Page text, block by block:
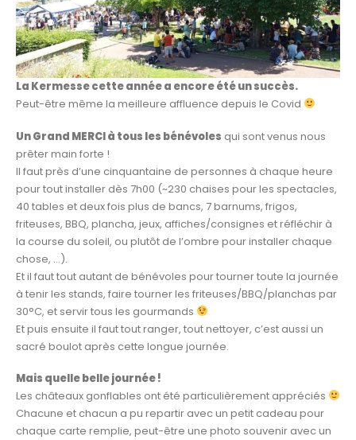
La Kermesse cette année a encore été un succès.
Peut-être même la meilleure affluence depuis le Covid
Un Grand MERCI à tous les bénévoles qui sont venus nous
prêter main forte !
Il faut près d’une cinquantaine de personnes à chaque heure
pour tout installer dès 7h00 (~230 chaises pour les spectacles,
40 tables et deux fois plus de bancs, 7 barnums, frigos,
friteuses, BBQ, plancha, jeux, affiches/consignes et réfléchir à
la course du soleil, ou plutôt de l’ombre pour installer chaque
chose, …).
Et il faut tout autant de bénévoles pour tourner toute la journée
à tenir les stands, faire tourner les friteuses/BBQ/planchas par
30°C, et servir tous les gourmands
Et puis ensuite il faut tout ranger, tout nettoyer, c’est aussi un
sacré boulot après cette longue journée.
Mais quelle belle journée !
Les châteaux gonflables ont été particulièrement appréciés
Chacune et chacun a pu repartir avec un petit cadeau pour
chaque carte remplie, peut-être une photo souvenir avec un